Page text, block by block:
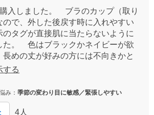
入しました。 ブラのカップ（取り
ので、外した後戻す時に入れやすい
タグが直接肌に当たらないように
た。 色はブラックかネイビーが欲
めの丈が好みの方には不向きかと
する
み： 季節の変わり目に敏感／緊張しやすい
4 人